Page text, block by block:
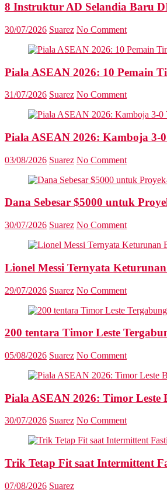
8 Instruktur AD Selandia Baru
30/07/2026 Suarez No Comment
Piala ASEAN 2026: 10 Pemain
31/07/2026 Suarez No Comment
Piala ASEAN 2026: Kamboja 3-
03/08/2026 Suarez No Comment
Dana Sebesar $5000 untuk
30/07/2026 Suarez No Comment
Lionel Messi Ternyata
29/07/2026 Suarez No Comment
200 tentara Timor Leste
05/08/2026 Suarez No Comment
Piala ASEAN 2026: Timor
30/07/2026 Suarez No Comment
Trik Tetap Fit saat Intermittent
07/08/2026 Suarez